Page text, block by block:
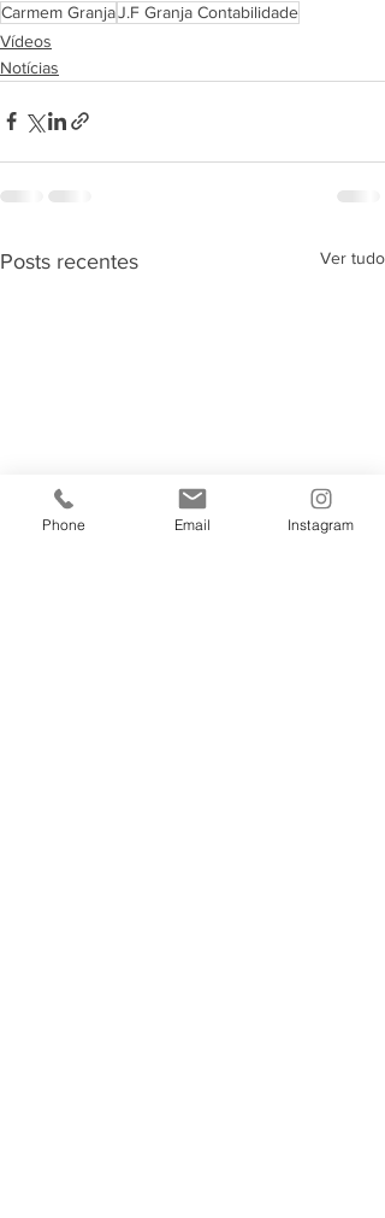
Carmem GranjaJ.F Granja Contabilidade
Vídeos
Notícias
Posts recentes Ver tudo
Phone Email Instagram